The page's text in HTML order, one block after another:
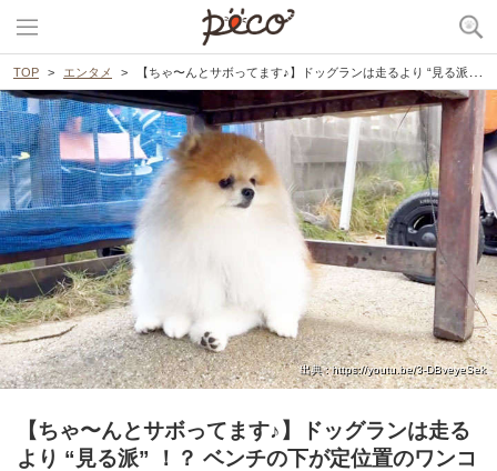
TOP エンタメ 【ちゃ〜んとサボってます♪】ドッグランは走るより “見る派” ！？ ベンチの下が定位置のワンコ現る！
出典 : https://youtu.be/3-DBveyeSek
【ちゃ〜んとサボってます♪】ドッグランは走る
より “見る派” ！？ ベンチの下が定位置のワンコ